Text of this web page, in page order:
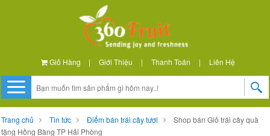
Giỏ Hàng | Giới Thiệu | Thanh Toán | Liên Hệ
Trang chủ Tin tức Điểm bán trái cây tươi
Shop bán Giỏ trái cây quà
tặng Hồng Bàng TP Hải Phòng